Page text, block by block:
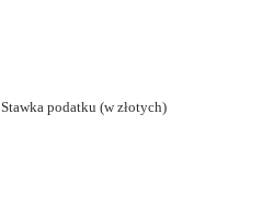
Stawka podatku (w złotych)